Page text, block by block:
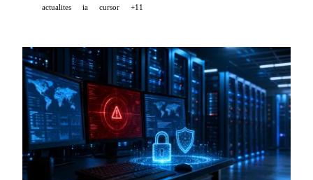
actualites ia cursor +11